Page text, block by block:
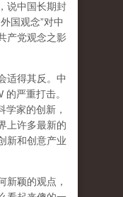
，说中国长期封
国观念”对中
产党观念之影
适得其反。中
严重打击。
学家的创新，
上许多最新的
新和创意产业
新颖的观点，